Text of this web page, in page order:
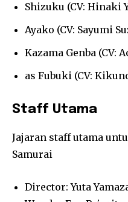
Shizuku (CV: Hinaki
Ayako (CV: Sayumi
Kazama Genba (CV:
as Fubuki (CV:
Staff Utama
Jajaran staff utama
Samurai
Director: Yuta